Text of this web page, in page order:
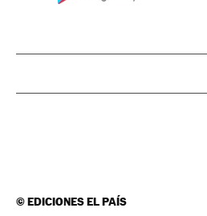
©EDICIONES EL PAÍS